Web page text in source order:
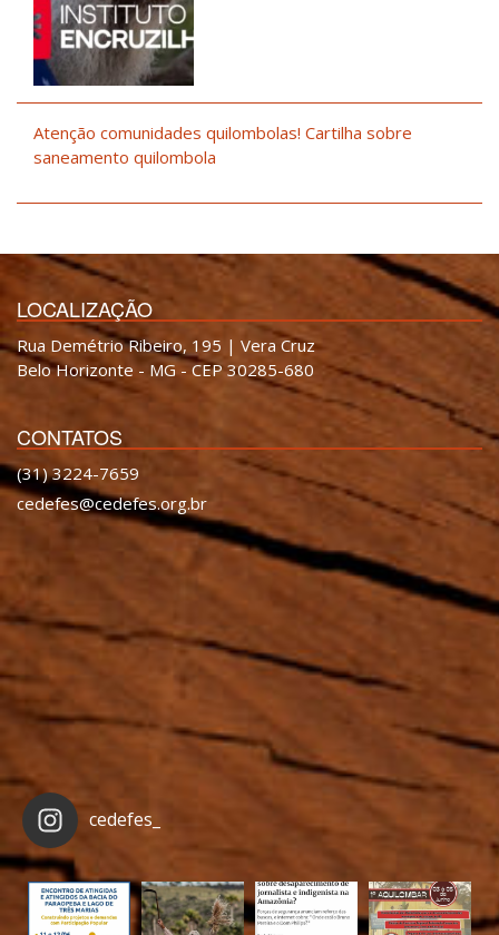
Atenção comunidades quilombolas! Cartilha sobre
saneamento quilombola
LOCALIZAÇÃO
Rua Demétrio Ribeiro, 195 | Vera Cruz
Belo Horizonte - MG - CEP 30285-680
CONTATOS
(31) 3224-7659
cedefes@cedefes.org.br
cedefes_